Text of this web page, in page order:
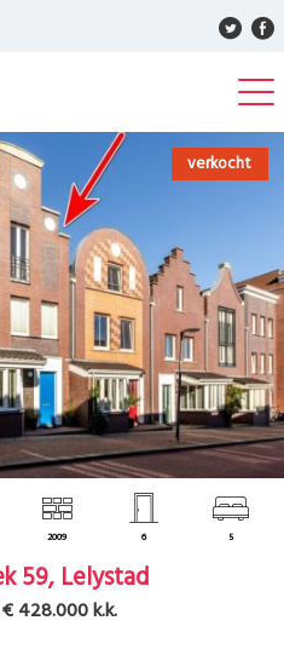
verkocht
2009 6 5
59, Lelystad
€ 428.000 k.k.